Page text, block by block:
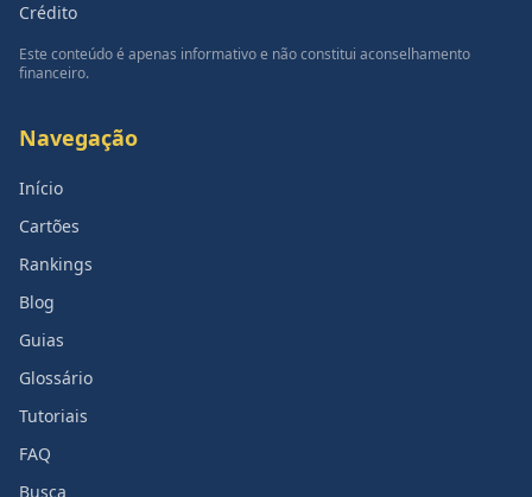
Crédito
Este conteúdo é apenas informativo e não constitui aconselhamento
financeiro.
Navegação
Início
Cartões
Rankings
Blog
Guias
Glossário
Tutoriais
FAQ
Busca